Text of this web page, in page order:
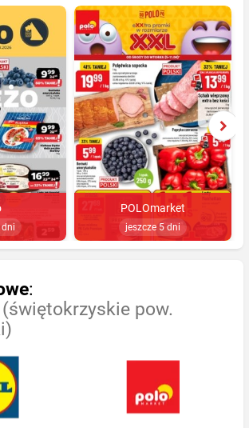
dni
POLOmarket
jeszcze 5 dni
:
(świętokrzyskie pow.